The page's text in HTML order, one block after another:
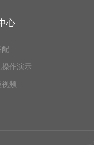
心
配
操作演示
视频